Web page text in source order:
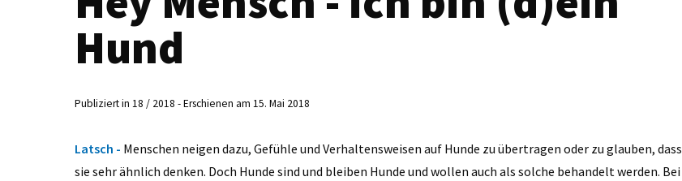
Hund
Publiziert in 18 / 2018 - Erschienen am 15. Mai 2018
Latsch - Menschen neigen dazu, Gefühle und Verhaltensweisen auf Hunde zu übertragen oder zu glauben, dass
sie sehr ähnlich denken. Doch Hunde sind und bleiben Hunde und wollen auch als solche behandelt werden. Bei